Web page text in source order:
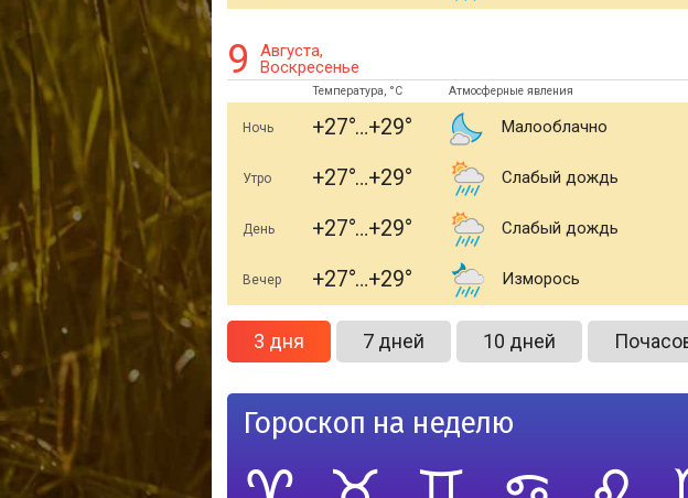
9
Августа,
Воскресенье
Температура, °C Атмосферные явления
Ночь +27 +29 Малооблачно
Утро +27 +29 Слабый дождь
День +27 +29 Слабый дождь
Вечер +27 +29 Изморось
3 дня 7 дней 10 дней
Гороскоп на неделю